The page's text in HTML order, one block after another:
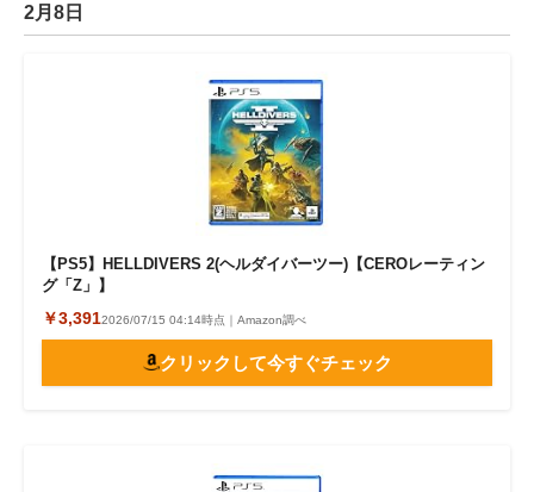
2月8日
【PS5】HELLDIVERS 2(ヘルダイバーツー)【CEROレーティン
グ「Z」】
￥3,3912026/07/15 04:14時点｜Amazon調べ
クリックして今すぐチェック